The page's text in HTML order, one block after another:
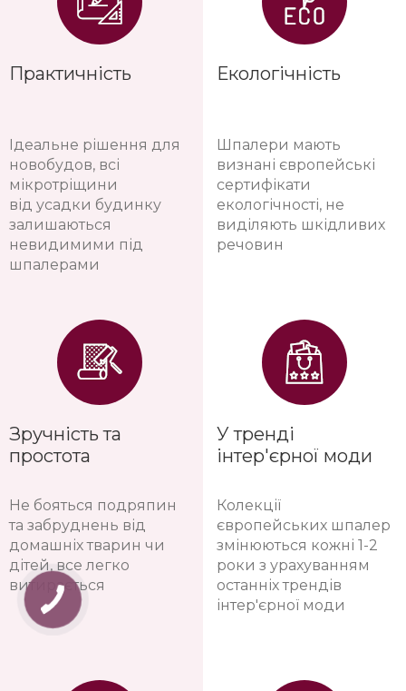
Практичність
Ідеальне рішення для
новобудов, всі
мікротріщини
від усадки будинку
залишаються
невидимими під
шпалерами
Зручність та
простота
Не бояться подряпин
та забруднень від
домашніх тварин чи
дітей, все легко
витирається
Екологічність
Шпалери мають
визнані європейські
сертифікати
екологічності, не
виділяють шкідливих
речовин
У тренді
інтер'єрної моди
Колекції
європейських шпалер
змінюються кожні 1-2
роки з урахуванням
останніх трендів
інтер'єрної моди